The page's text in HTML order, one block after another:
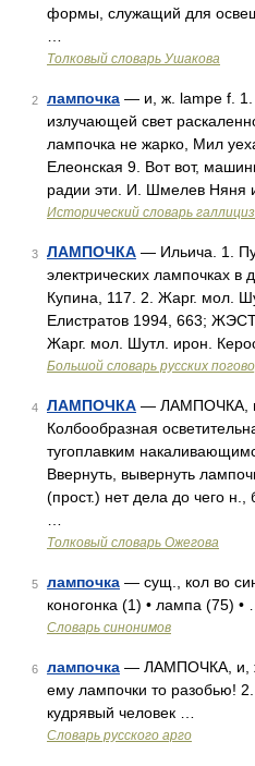
формы, служащий для
Толковый словарь Ушакова
2 лампочка — и, ж. lampe f. 1.
излучающей свет
лампочка не жарко, Мил
Елеонская 9. Вот вот,
радии эти. И. Шмелев Няня
Исторический словарь
3 ЛАМПОЧКА — Ильича. 1.
электрических лампочках в
Купина, 117. 2. Жарг. мол.
Елистратов 1994, 663;
Жарг. мол. Шутл. ирон.
Большой словарь русских
4 ЛАМПОЧКА — ЛАМПОЧКА,
Колбообразная
тугоплавким
Ввернуть, вывернуть
(прост.) нет дела до чего
Толковый словарь Ожегова
5 лампочка — сущ., кол во
коногонка (1) • лампа (75) • …
Словарь синонимов
6 лампочка — ЛАМПОЧКА, и,
ему лампочки то разобью!
кудрявый человек …
Словарь русского арго